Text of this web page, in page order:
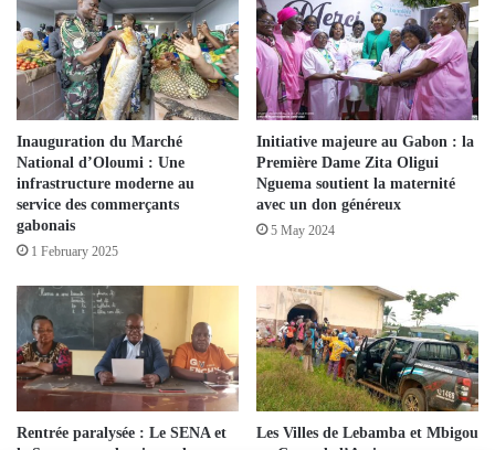
Inauguration du Marché
National d’Oloumi : Une
infrastructure moderne au
service des commerçants
gabonais
1 February 2025
Initiative majeure au Gabon : la
Première Dame Zita Oligui
Nguema soutient la maternité
avec un don généreux
5 May 2024
Rentrée paralysée : Le SENA et
Les Villes de Lebamba et Mbigou